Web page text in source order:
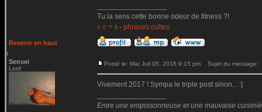
Tu la sens cette bonne odeur de fitness ?!
© € ™ $ - phrases cultes
Revenir en haut
Sensei
Lord
Posté le: Mar Juil 05, 2016 9:15 pm Sujet du message:
Vivement 2017 ! Sympa le triple post sinon... :]
Entre une empoisonneuse et une mauvaise